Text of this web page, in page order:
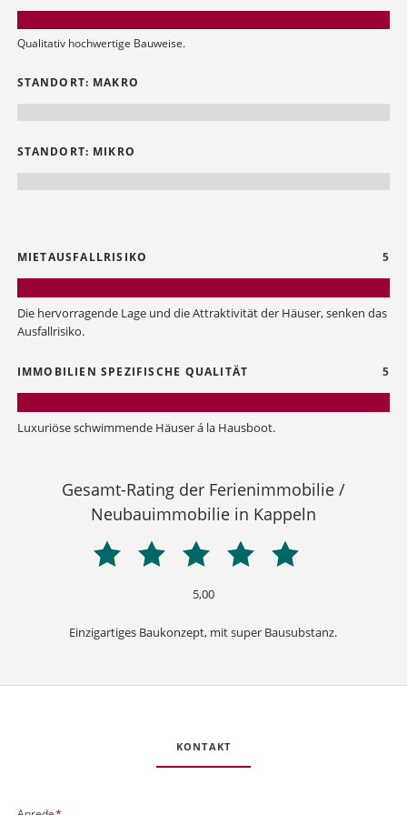
Qualitativ hochwertige Bauweise.
STANDORT: MAKRO
STANDORT: MIKRO
MIETAUSFALLRISIKO 5
Die hervorragende Lage und die Attraktivität der Häuser, senken das
Ausfallrisiko.
IMMOBILIEN SPEZIFISCHE QUALITÄT 5
Luxuriöse schwimmende Häuser á la Hausboot.
Gesamt-Rating der Ferienimmobilie /
Neubauimmobilie in Kappeln
5,00
Einzigartiges Baukonzept, mit super Bausubstanz.
KONTAKT
UoO